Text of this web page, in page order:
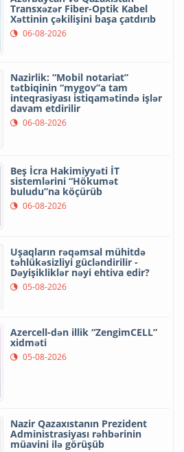
Transxəzər Fiber-Optik Kabel
Xəttinin çəkilişini başa çatdırıb
06-08-2026
Nazirlik: “Mobil notariat”
tətbiqinin “mygov”a tam
inteqrasiyası istiqamətində işlər
davam etdirilir
06-08-2026
Beş İcra Hakimiyyəti İT
sistemlərini “Hökumət
buludu”na köçürüb
06-08-2026
Uşaqların rəqəmsal mühitdə
təhlükəsizliyi gücləndirilir -
Dəyişikliklər nəyi ehtiva edir?
05-08-2026
Azercell-dən illik “ZengimCELL”
xidməti
05-08-2026
Nazir Qazaxıstanın Prezident
Administrasiyası rəhbərinin
müavini ilə görüşüb